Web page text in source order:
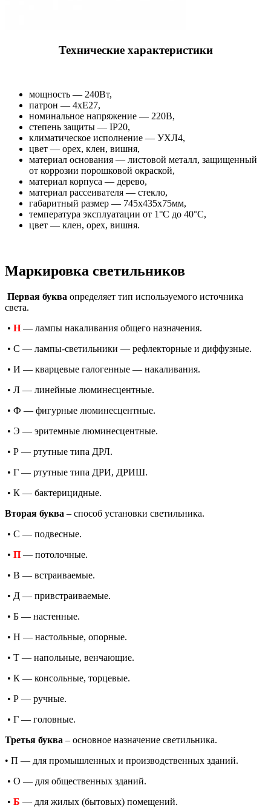
Технические характеристики
мощность — 240Вт,
патрон — 4хЕ27,
номинальное напряжение — 220В,
cтепень защиты — IP20,
климатическое исполнение — УХЛ4,
цвет — орех, клен, вишня,
материал основания — листовой металл, защищенный
от коррозии порошковой окраской,
материал корпуса — дерево,
материал рассеивателя — стекло,
габаритный размер — 745х435х75мм,
температура эксплуатации от 1°С до 40°С,
цвет — клен, орех, вишня.
Маркировка светильников
Первая буква определяет тип используемого источника
света.
• Н— лампы накаливания общего назначения.
• С — лампы-светильники — рефлекторные и диффузные.
• И — кварцевые галогенные — накаливания.
• Л — линейные люминесцентные.
• Ф — фигурные люминесцентные.
• Э — эритемные люминесцентные.
• Р — ртутные типа ДРЛ.
• Г — ртутные типа ДРИ, ДРИШ.
• К — бактерицидные.
Вторая буква – способ установки светильника.
• С — подвесные.
• П — потолочные.
• В — встраиваемые.
• Д — привстраиваемые.
• Б — настенные.
• Н — настольные, опорные.
• Т — напольные, венчающие.
• К — консольные, торцевые.
• Р — ручные.
• Г — головные.
Третья буква – основное назначение светильника.
• П — для промышленных и производственных зданий.
• О — для общественных зданий.
• Б — для жилых (бытовых) помещений.